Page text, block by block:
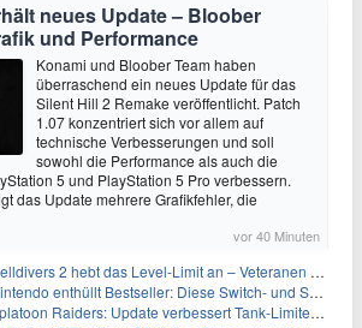
neues Update – Bloober
und Performance
Konami und Bloober Team haben
überraschend ein neues Update für das
Silent Hill 2 Remake veröffentlicht. Patch
1.07 konzentriert sich vor allem auf
technische Verbesserungen und soll
sowohl die Performance als auch die
5 und PlayStation 5 Pro verbessern.
das Update mehrere Grafikfehler, die
vor 40 Minuten
2 hebt das Level-Limit an – Veteranen können endlich weiter aufsteigen
enthüllt Bestseller: Diese Switch- und Switch-2-Spiele verkaufen sich am besten
Raiders: Update verbessert Tank-Limiter und behebt Bugs